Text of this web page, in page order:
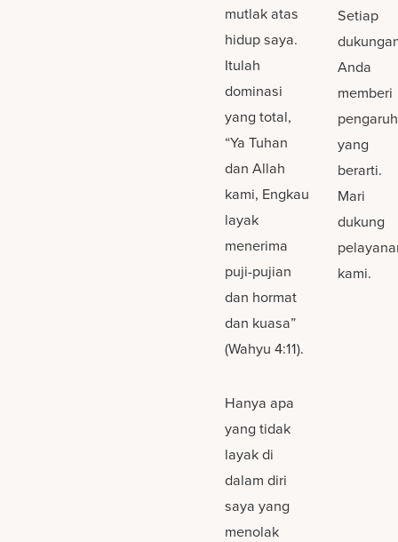
mutlak atas
hidup saya.
Itulah
dominasi
yang total,
“Ya Tuhan
dan Allah
kami, Engkau
layak
menerima
puji-pujian
dan hormat
dan kuasa”
(Wahyu 4:11).
Hanya apa
yang tidak
layak di
dalam diri
saya yang
menolak
Setiap
Anda
memberi
pengaruh
yang
berarti.
Mari
dukung
kami.